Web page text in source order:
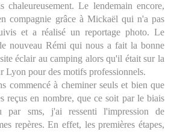
chaleureusement. Le lendemain encore,
compagnie grâce à Mickaël qui n'a pas
et a réalisé un reportage photo. Le
nouveau Rémi qui nous a fait la bonne
éclair au camping alors qu'il était sur la
Lyon pour des motifs professionnels.
commencé à cheminer seuls et bien que
reçus en nombre, que ce soit par le biais
par sms, j'ai ressenti l'impression de
repères. En effet, les premières étapes,